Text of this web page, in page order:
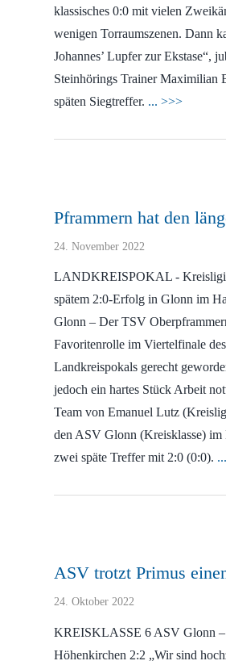
klassisches 0:0 mit vielen
wenigen Torraumszenen. Dann
Johannes’ Lupfer zur Ekstase“,
Steinhörings Trainer Maximilian
späten Siegtreffer. ... >>>
Pframmern hat den
24. November 2022
LANDKREISPOKAL -
spätem 2:0-Erfolg in Glonn im
Glonn – Der TSV
Favoritenrolle im Viertelfinale des
Landkreispokals gerecht
jedoch ein hartes Stück Arbeit
Team von Emanuel Lutz
den ASV Glonn (Kreisklasse) im
zwei späte Treffer mit 2:0 (0:0).
ASV trotzt Primus
24. Oktober 2022
KREISKLASSE 6 ASV Glonn
Höhenkirchen 2:2 „Wir sind